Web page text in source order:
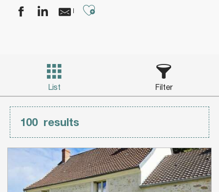
Ajouter aux favoris
List Filter
100 results